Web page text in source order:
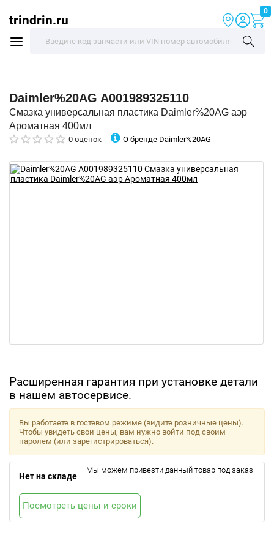
trindrin.ru
0
Daimler%20AG A001989325110
Смазка универсальная пластика Daimler%20AG аэр
Ароматная 400мл
0 оценок О бренде Daimler%20AG
Расширенная гарантия при установке детали
в нашем автосервисе.
Вы работаете в гостевом режиме (видите розничные цены).
Чтобы увидеть свои цены, вам нужно войти под своим
паролем (или зарегистрироваться).
Нет на складе
Мы можем привезти данный товар под заказ.
Посмотреть цены и сроки